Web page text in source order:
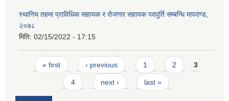
स्थानिय तहमा प्राविधिक सहायक र रोजगार सहायक पदपूर्ति सम्बन्धि मापदण्ड,
२०७८
मिति: 02/15/2022 - 17:15
Pages
« first ‹ previous 1 2 3
4 next › last »